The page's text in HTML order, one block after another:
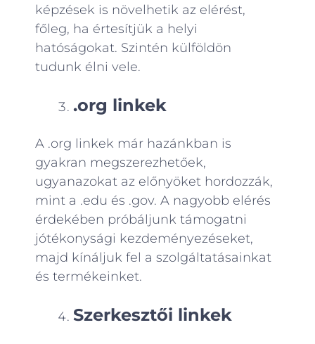
képzések is növelhetik az elérést,
főleg, ha értesítjük a helyi
hatóságokat. Szintén külföldön
tudunk élni vele.
.org linkek
A .org linkek már hazánkban is
gyakran megszerezhetőek,
ugyanazokat az előnyöket hordozzák,
mint a .edu és .gov. A nagyobb elérés
érdekében próbáljunk támogatni
jótékonysági kezdeményezéseket,
majd kínáljuk fel a szolgáltatásainkat
és termékeinket.
Szerkesztői linkek